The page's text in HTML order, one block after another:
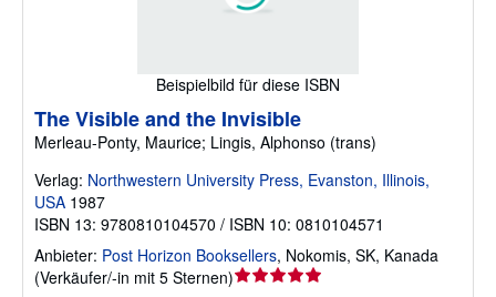
Beispielbild für diese ISBN
The Visible and the Invisible
Merleau-Ponty, Maurice; Lingis, Alphonso (trans)
Verlag: Northwestern University Press, Evanston, Illinois,
USA 1987
ISBN 13: 9780810104570 / ISBN 10: 0810104571
Anbieter: Post Horizon Booksellers, Nokomis, SK, Kanada
(Verkäufer/-in mit 5 Sternen)Verkäuferbewertung